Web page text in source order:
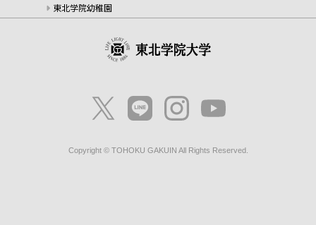
東北学院幼稚園
Copyright © TOHOKU GAKUIN All Rights Reserved.